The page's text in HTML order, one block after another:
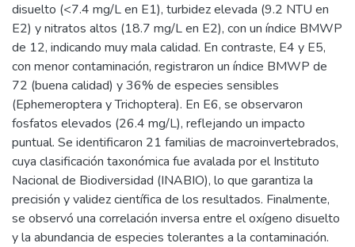
disuelto (<7.4 mg/L en E1), turbidez elevada (9.2 NTU en
E2) y nitratos altos (18.7 mg/L en E2), con un índice BMWP
de 12, indicando muy mala calidad. En contraste, E4 y E5,
con menor contaminación, registraron un índice BMWP de
72 (buena calidad) y 36% de especies sensibles
(Ephemeroptera y Trichoptera). En E6, se observaron
fosfatos elevados (26.4 mg/L), reflejando un impacto
puntual. Se identificaron 21 familias de macroinvertebrados,
cuya clasificación taxonómica fue avalada por el Instituto
Nacional de Biodiversidad (INABIO), lo que garantiza la
precisión y validez científica de los resultados. Finalmente,
se observó una correlación inversa entre el oxígeno disuelto
y la abundancia de especies tolerantes a la contaminación.